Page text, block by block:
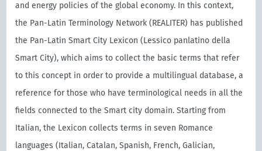
and energy policies of the global economy. In this context,
the Pan-Latin Terminology Network (REALITER) has published
the Pan-Latin Smart City Lexicon (Lessico panlatino della
Smart City), which aims to collect the basic terms that refer
to this concept in order to provide a multilingual database, a
reference for those who have terminological needs in all the
fields connected to the Smart city domain. Starting from
Italian, the Lexicon collects terms in seven Romance
languages (Italian, Catalan, Spanish, French, Galician,